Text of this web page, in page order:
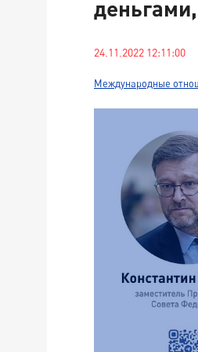
24.11.2022 12:11:00
Международные